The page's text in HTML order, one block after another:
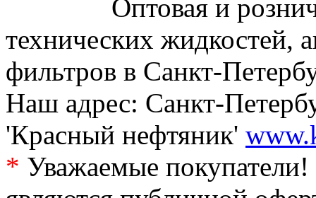
Оптовая и
технических жидкостей,
фильтров в Санкт-
Наш адрес: Санкт-
'Красный нефтяник'
* Уважаемые